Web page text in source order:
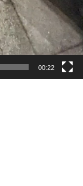
00:22